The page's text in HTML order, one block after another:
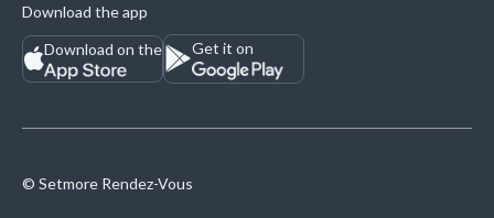
Download the app
Download on the
Get it on
© Setmore Rendez-Vous